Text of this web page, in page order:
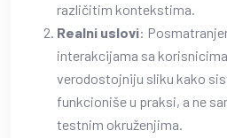
različitim kontekstima.
Realni uslovi:
interakcijama sa
verodostojniju sliku kako
funkcioniše u praksi, a ne
testnim okruženjima.